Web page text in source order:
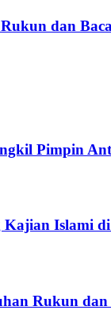
dan
Pimpin
Islami
Rukun